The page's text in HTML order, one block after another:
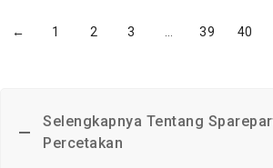
← 1 2 3 39 40
Selengkapnya Tentang
Percetakan